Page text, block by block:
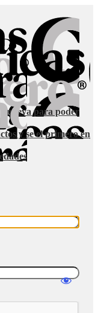
nueva para poder
y se el primero en